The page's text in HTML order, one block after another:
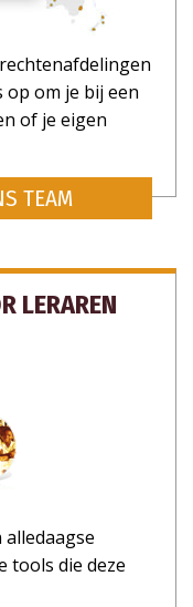
op om je bij een
of je eigen
TEAM
LERAREN
tools die deze